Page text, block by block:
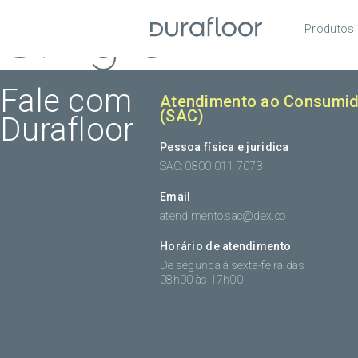
Produtos
Single
Fale com
Durafloor
Atendimento ao
(SAC)
Pessoa física e juridica
SAC: 0800 011 7073
Email
atendimento.sac@dex.co
Horário de atendimento
De segunda à sexta-feira das
08h00 às 17h00